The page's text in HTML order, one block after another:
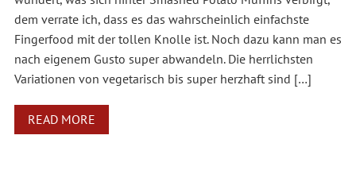
dem verrate ich, dass es das wahrscheinlich einfachste
Fingerfood mit der tollen Knolle ist. Noch dazu kann man es
nach eigenem Gusto super abwandeln. Die herrlichsten
Variationen von vegetarisch bis super herzhaft sind […]
READ MORE